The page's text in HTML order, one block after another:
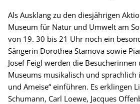
Als Ausklang zu den diesjährigen
Museum für Natur und Umwelt am
von 19. 30 bis 21 Uhr noch ein
Sängerin Dorothea Stamova sowie
Josef Feigl werden die Besucherinnen
Museums musikalisch und sprachlich
und Ameise“ einführen. Es erklingen
Schumann, Carl Loewe, Jacques